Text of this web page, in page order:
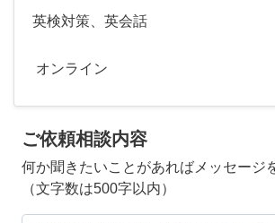
英検対策、英会話
オンライン
ご依頼相談内容
何か聞きたいことがあればメッセージ
（文字数は500字以内）